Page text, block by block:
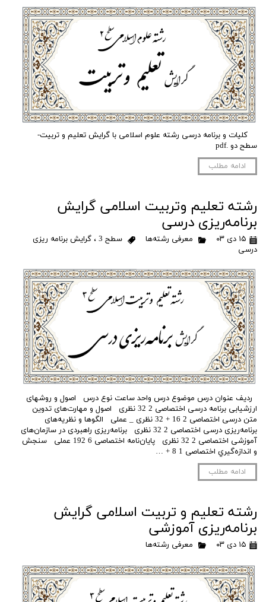
کلیات و برنامه درسی رشته علوم اسلامی با گرایش تعلیم و تربیت-
سطح دو .pdf
ادامه مطلب
رشته تعلیم وتربیت اسلامی گرایش
برنامه‌ریزی درسی
۱۵ دی ۰۳ معرفی رشته‌ها سطح 3 ،گرایش برنامه ریزی
درسی
ردیف عنوان درس موضوع درس واحد ساعت نوع درس اصول و روشهای
ارزشیابی برنامه‌ درسی اختصاصی 2 32 نظری اصول و مهارت‌های تدوین
متن درسی اختصاصی 2 16 + 32 نظری _ عملی الگوها و نظریه‌های
برنامه‌ریزی درسی اختصاصی 2 32 نظری برنامه‌ریزی راهبردی در سازمان‌های
آموزشی اختصاصی 2 32 نظری پایان‌نامه اختصاصی 6 192 عملی سنجش
و اندازه‌گيري اختصاصی 1 8 + …
ادامه مطلب
رشته تعلیم و تربیت اسلامی گرایش
برنامه‌ریزی آموزشی
۱۵ دی ۰۳ معرفی رشته‌ها